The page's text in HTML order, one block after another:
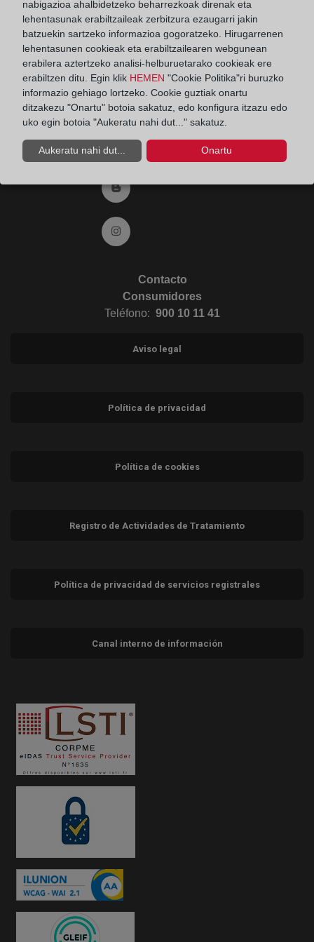
Ir a twitter (abre en ventana nueva)
Ir a YouTube (abre en ventana nueva)
Ir a Flickr (abre en ventana nueva)
Ir a Linkedin (abre en ventana nueva)
Ir al Blog (abre en ventana nueva)
Ir a Instagram (abre en ventana nueva)
Contacto
Consumidores
Teléfono: 900 10 11 41
Aviso legal
Política de privacidad
Política de cookies
Registro de Actividades de Tratamiento
Política de privacidad de servicios registrales
Canal interno de información
nabigazioa ahalbidetzeko beharrezkoak direnak eta
lehentasunak erabiltzaileak zerbitzura ezaugarri jakin
batzuekin sartzeko informazioa gogoratzeko. Hirugarrenen
lehentasunen cookieak eta erabiltzailearen webgunean
erabilera aztertzeko analisi-helburuetarako cookieak ere
erabiltzen ditu. Egin klik HEMEN "Cookie Politika"ri buruzko
informazio gehiago lortzeko. Cookie guztiak onartu
ditzakezu "Onartu" botoia sakatuz, edo konfigura itzazu edo
uko egin botoia "Aukeratu nahi dut..." sakatuz.
Aukeratu nahi dut... Onartu